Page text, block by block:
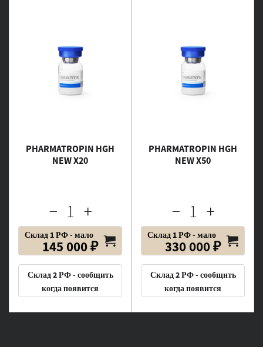
PHARMATROPIN HGH
NEW X20
Склад 1 РФ - мало
145 000 ₽
Склад 2 РФ - сообщить
когда появится
PHARMATROPIN HGH
NEW X50
Склад 1 РФ - мало
330 000 ₽
Склад 2 РФ - сообщить
когда появится